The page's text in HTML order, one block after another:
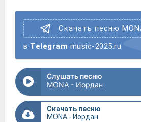
Скачать песню
в Telegram music-2025.ru
Слушать песню
MONA - Иордан
Скачать песню
MONA - Иордан